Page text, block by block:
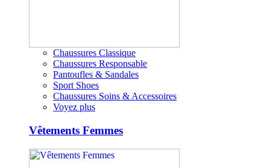
Chaussures Classique
Chaussures Responsable
Pantoufles & Sandales
Sport Shoes
Chaussures Soins & Accessoires
Voyez plus
Vêtements Femmes